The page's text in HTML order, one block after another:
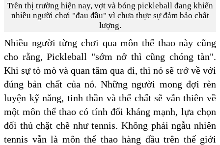
Trên thị trường hiện nay, vợt và bóng pickleball đang khiến
nhiều người chơi "đau đầu" vì chưa thực sự đảm bảo chất
lượng.
Nhiều người từng chơi qua môn thể thao này cũng
cho rằng, Pickleball "sớm nở thì cũng chóng tàn".
Khi sự tò mò và quan tâm qua đi, thì nó sẽ trở về với
đúng bản chất của nó. Những người mong đợi rèn
luyện kỹ năng, tinh thần và thể chất sẽ vẫn thiên về
một môn thể thao có tính đối kháng mạnh, lựa chọn
đối thủ chặt chẽ như tennis. Không phải ngẫu nhiên
tennis vẫn là môn thể thao hàng đầu trên thế giới